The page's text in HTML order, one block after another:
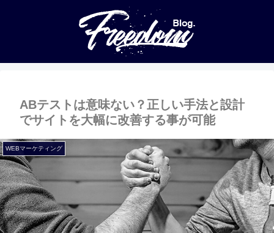
ABテストは意味ない？正しい手法と設計
でサイトを大幅に改善する事が可能
WEBマーケティング